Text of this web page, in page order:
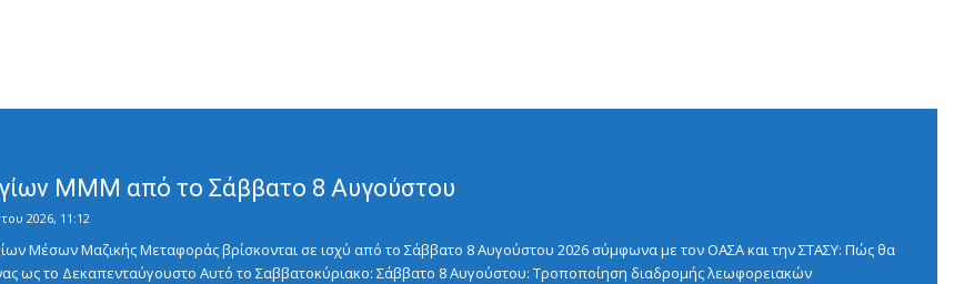
ΜΜΜ από το Σάββατο 8 Αυγούστου
2026, 11:12
Μέσων Μαζικής Μεταφοράς βρίσκονται σε ισχύ από το Σάββατο 8 Αυγούστου 2026 σύμφωνα με τον ΟΑΣΑ και την ΣΤΑΣΥ: Πώς θα
ως το Δεκαπενταύγουστο Αυτό το Σαββατοκύριακο: Σάββατο 8 Αυγούστου: Τροποποίηση διαδρομής λεωφορειακών